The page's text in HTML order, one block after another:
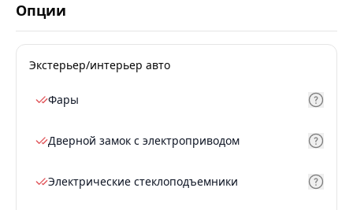
Опции
Экстерьер/интерьер авто
Фары
Дверной замок с электроприводом
Электрические стеклоподъемники